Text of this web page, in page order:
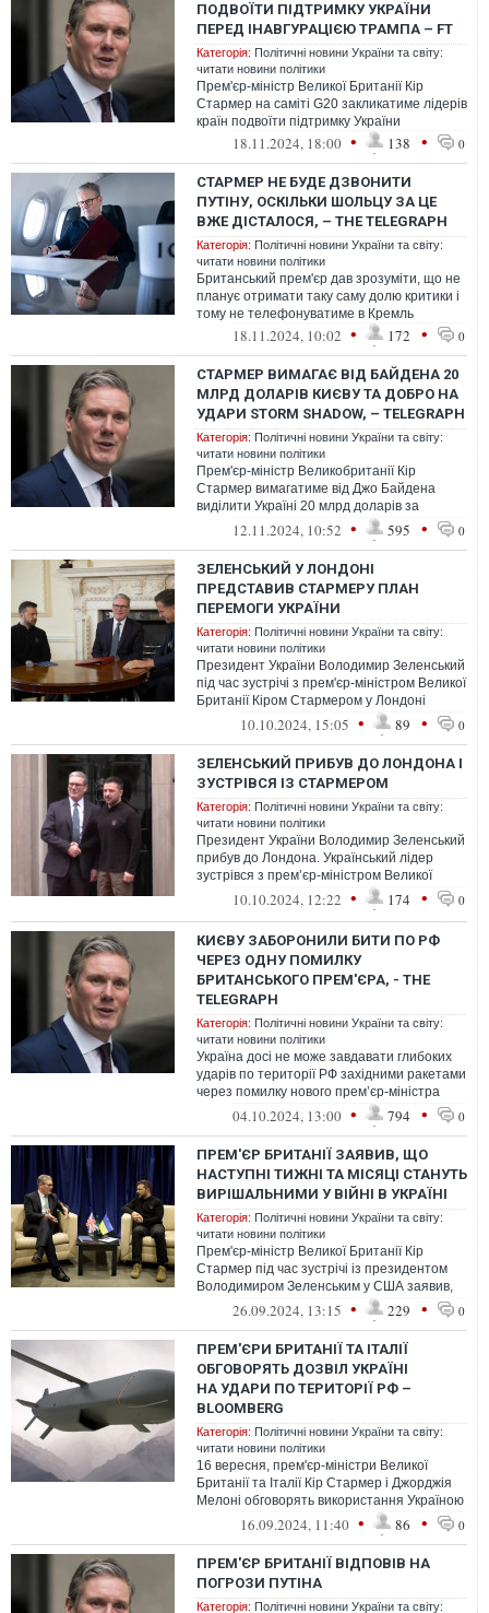
ПОДВОЇТИ ПІДТРИМКУ УКРАЇНИ
ПЕРЕД ІНАВГУРАЦІЄЮ ТРАМПА – FT
Категорія: Політичні новини України та світу:
читати новини політики
Прем'єр-міністр Великої Британії Кір
Стармер на саміті G20 закликатиме лідерів
країн подвоїти підтримку України
18.11.2024, 18:00 • 138 • 0
СТАРМЕР НЕ БУДЕ ДЗВОНИТИ
ПУТІНУ, ОСКІЛЬКИ ШОЛЬЦУ ЗА ЦЕ
ВЖЕ ДІСТАЛОСЯ, – THE TELEGRAPH
Категорія: Політичні новини України та світу:
читати новини політики
Британський прем'єр дав зрозуміти, що не
планує отримати таку саму долю критики і
тому не телефонуватиме в Кремль
18.11.2024, 10:02 • 172 • 0
СТАРМЕР ВИМАГАЄ ВІД БАЙДЕНА 20
МЛРД ДОЛАРІВ КИЄВУ ТА ДОБРО НА
УДАРИ STORM SHADOW, – TELEGRAPH
Категорія: Політичні новини України та світу:
читати новини політики
Прем'єр-міністр Великобританії Кір
Стармер вимагатиме від Джо Байдена
виділити Україні 20 млрд доларів за
рахунок заморожених російських активів до
12.11.2024, 10:52 • 595 • 0
ЗЕЛЕНСЬКИЙ У ЛОНДОНІ
ПРЕДСТАВИВ СТАРМЕРУ ПЛАН
ПЕРЕМОГИ УКРАЇНИ
Категорія: Політичні новини України та світу:
читати новини політики
Президент України Володимир Зеленський
під час зустрічі з прем'єр-міністром Великої
Британії Кіром Стармером у Лондоні
презентував деталі Плану перемо...
10.10.2024, 15:05 • 89 • 0
ЗЕЛЕНСЬКИЙ ПРИБУВ ДО ЛОНДОНА І
ЗУСТРІВСЯ ІЗ СТАРМЕРОМ
Категорія: Політичні новини України та світу:
читати новини політики
Президент України Володимир Зеленський
прибув до Лондона. Український лідер
зустрівся з премʼєр-міністром Великої
Британії Кіром Стармером
10.10.2024, 12:22 • 174 • 0
КИЄВУ ЗАБОРОНИЛИ БИТИ ПО РФ
ЧЕРЕЗ ОДНУ ПОМИЛКУ
БРИТАНСЬКОГО ПРЕМ'ЄРА, - THE
TELEGRAPH
Категорія: Політичні новини України та світу:
читати новини політики
Україна досі не може завдавати глибоких
ударів по території РФ західними ракетами
через помилку нового прем’єр-міністра
Великої Британії Кіра Стармера...
04.10.2024, 13:00 • 794 • 0
ПРЕМ'ЄР БРИТАНІЇ ЗАЯВИВ, ЩО
НАСТУПНІ ТИЖНІ ТА МІСЯЦІ СТАНУТЬ
ВИРІШАЛЬНИМИ У ВІЙНІ В УКРАЇНІ
Категорія: Політичні новини України та світу:
читати новини політики
Прем'єр-міністр Великої Британії Кір
Стармер під час зустрічі із президентом
Володимиром Зеленським у США заявив,
що наступні тижні й місяці стануть в...
26.09.2024, 13:15 • 229 • 0
ПРЕМ'ЄРИ БРИТАНІЇ ТА ІТАЛІЇ
ОБГОВОРЯТЬ ДОЗВІЛ УКРАЇНІ
НА УДАРИ ПО ТЕРИТОРІЇ РФ –
BLOOMBERG
Категорія: Політичні новини України та світу:
читати новини політики
16 вересня, прем'єр-міністри Великої
Британії та Італії Кір Стармер і Джорджія
Мелоні обговорять використання Україною
далекобійних ракет Storm Shadow...
16.09.2024, 11:40 • 86 • 0
ПРЕМ'ЄР БРИТАНІЇ ВІДПОВІВ НА
ПОГРОЗИ ПУТІНА
Категорія: Політичні новини України та світу: